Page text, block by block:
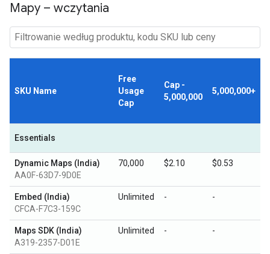
Mapy – wczytania
SKU Name
Free
Usage
Cap
Cap -
5,000,000
5,000,000+
Essentials
Dynamic Maps (India)
AA0F-63D7-9D0E
70,000 $2.10 $0.53
Embed (India)
CFCA-F7C3-159C
Unlimited - -
Maps SDK (India)
A319-2357-D01E
Unlimited - -